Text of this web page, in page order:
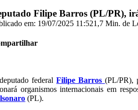
Filipe Barros (PL/PR),
em: 19/07/2025 11:521,7 Min. de
federalFilipe Barros(PL/PR),
organismos internacionais em
(PL).